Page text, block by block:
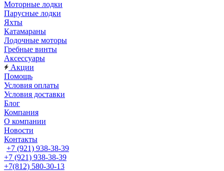
Моторные лодки
Парусные лодки
Яхты
Катамараны
Лодочные моторы
Гребные винты
Аксессуары
Акции
Помощь
Условия оплаты
Условия доставки
Блог
Компания
О компании
Новости
Контакты
+7 (921) 938-38-39
+7 (921) 938-38-39
+7(812) 580-30-13